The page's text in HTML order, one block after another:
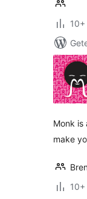
Monk is
make